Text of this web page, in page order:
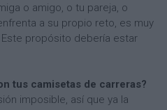
o amigo, o tu pareja, o
a su propio reto, es muy
propósito debería estar
tus camisetas de carreras?
imposible, así que ya la